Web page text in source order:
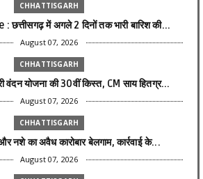
CHHATTISGARH
में अगले 2 दिनों तक भारी बारिश की...
August 07, 2026
CHHATTISGARH
वंदन योजना की 30वीं किस्त, CM साय हितग्र...
August 07, 2026
CHHATTISGARH
नशे का अवैध कारोबार बेलगाम, कार्रवाई के...
August 07, 2026